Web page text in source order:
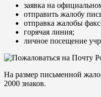
заявка на
отправить жалобу
отправка жалобы
горячая линия;
личное посещение
На размер письменной
2000 знаков.